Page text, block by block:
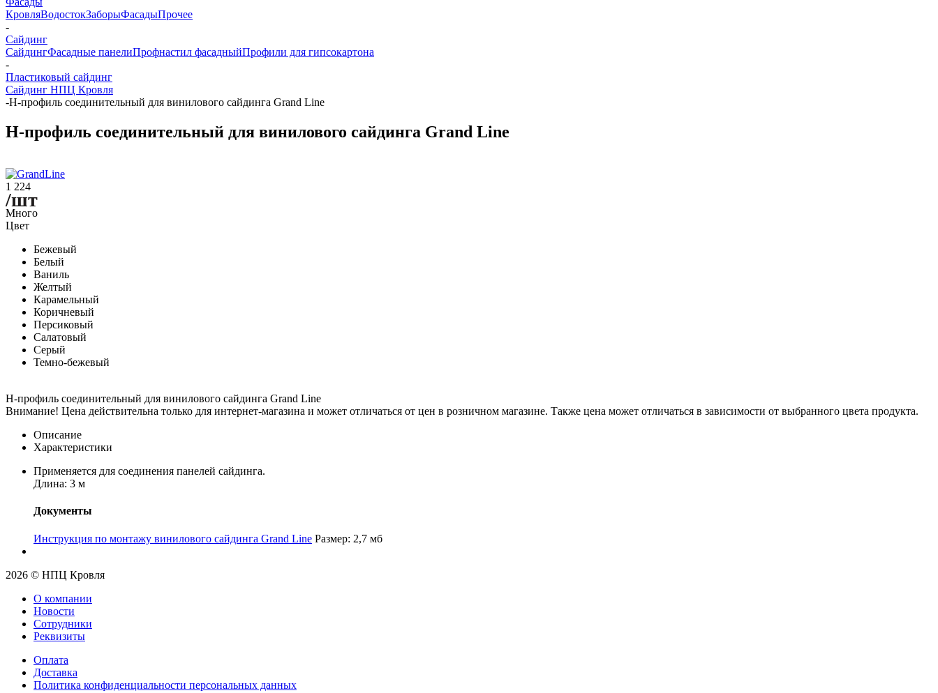
КровляВодостокЗаборыФасадыПрочее
-
Сайдинг
СайдингФасадные панелиПрофнастил фасадныйПрофили для гипсокартона
-
Пластиковый сайдинг
Сайдинг НПЦ Кровля
-H-профиль соединительный для винилового сайдинга Grand Line
H-профиль соединительный для винилового сайдинга Grand Line
1 224
/шт
Много
Цвет
Бежевый
Белый
Ваниль
Желтый
Карамельный
Коричневый
Персиковый
Салатовый
Серый
Темно-бежевый
H-профиль соединительный для винилового сайдинга Grand Line
Внимание! Цена действительна только для интернет-магазина и может отличаться от цен в розничном магазине. Также цена может отличаться в зависимости от выбранного цвета продукта.
Описание
Характеристики
Применяется для соединения панелей сайдинга.
Длина: 3 м
Документы
Инструкция по монтажу винилового сайдинга Grand Line Размер: 2,7 мб
2026 © НПЦ Кровля
О компании
Новости
Сотрудники
Реквизиты
Оплата
Доставка
Политика конфиденциальности персональных данных